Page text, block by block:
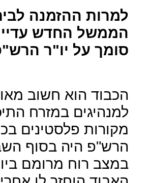
למרות ההזמנה
הממשל החדש
סומך על יו"ר
הכבוד הוא חשוב
למנהיגים במזרח
מקורות פלסטינים
הרש"פ היה בסוף
במצב רוח מרומם